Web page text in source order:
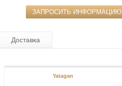
ЗАПРОСИТЬ ИНФОРМАЦИЮ
Доставка
Yatagan